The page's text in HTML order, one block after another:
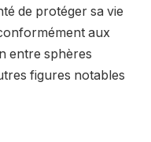
de protéger sa vie
aux
entre sphères
figures notables